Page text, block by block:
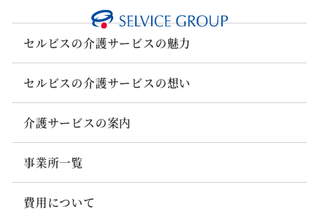
セルビスの介護サービスの魅力
セルビスの介護サービスの想い
介護サービスの案内
事業所一覧
費用について